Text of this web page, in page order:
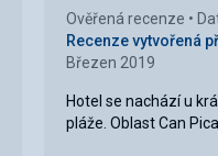
Cena
Ověřená recenze
Recenze vytvořená
Březen 2019
Hotel se nachází u
pláže. Oblast Can